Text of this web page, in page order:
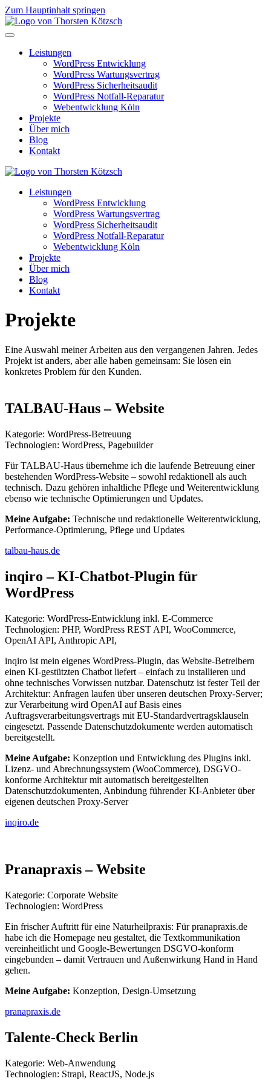
Zum Hauptinhalt springen
Leistungen
WordPress Entwicklung
WordPress Wartungsvertrag
WordPress Sicherheitsaudit
WordPress Notfall-Reparatur
Webentwicklung Köln
Projekte
Über mich
Blog
Kontakt
Leistungen
WordPress Entwicklung
WordPress Wartungsvertrag
WordPress Sicherheitsaudit
WordPress Notfall-Reparatur
Webentwicklung Köln
Projekte
Über mich
Blog
Kontakt
Projekte
Eine Auswahl meiner Arbeiten aus den vergangenen Jahren. Jedes
Projekt ist anders, aber alle haben gemeinsam: Sie lösen ein
konkretes Problem für den Kunden.
TALBAU-Haus – Website
Kategorie: WordPress-Betreuung
Technologien: WordPress, Pagebuilder
Für TALBAU-Haus übernehme ich die laufende Betreuung einer
bestehenden WordPress-Website – sowohl redaktionell als auch
technisch. Dazu gehören inhaltliche Pflege und Weiterentwicklung
ebenso wie technische Optimierungen und Updates.
Meine Aufgabe: Technische und redaktionelle Weiterentwicklung,
Performance-Optimierung, Pflege und Updates
talbau-haus.de
inqiro – KI-Chatbot-Plugin für
WordPress
Kategorie: WordPress-Entwicklung inkl. E-Commerce
Technologien: PHP, WordPress REST API, WooCommerce,
OpenAI API, Anthropic API,
inqiro ist mein eigenes WordPress-Plugin, das Website-Betreibern
einen KI-gestützten Chatbot liefert – einfach zu installieren und
ohne technisches Vorwissen nutzbar. Datenschutz ist fester Teil der
Architektur: Anfragen laufen über unseren deutschen Proxy-Server;
zur Verarbeitung wird OpenAI auf Basis eines
Auftragsverarbeitungsvertrags mit EU-Standardvertragsklauseln
eingesetzt. Passende Datenschutzdokumente werden automatisch
bereitgestellt.
Meine Aufgabe: Konzeption und Entwicklung des Plugins inkl.
Lizenz- und Abrechnungssystem (WooCommerce), DSGVO-
konforme Architektur mit automatisch bereitgestellten
Datenschutzdokumenten, Anbindung führender KI-Anbieter über
eigenen deutschen Proxy-Server
inqiro.de
Pranapraxis – Website
Kategorie: Corporate Website
Technologien: WordPress
Ein frischer Auftritt für eine Naturheilpraxis: Für pranapraxis.de
habe ich die Homepage neu gestaltet, die Textkommunikation
vereinheitlicht und Google-Bewertungen DSGVO-konform
eingebunden – damit Vertrauen und Außenwirkung Hand in Hand
gehen.
Meine Aufgabe: Konzeption, Design-Umsetzung
pranapraxis.de
Talente-Check Berlin
Kategorie: Web-Anwendung
Technologien: Strapi, ReactJS, Node.js